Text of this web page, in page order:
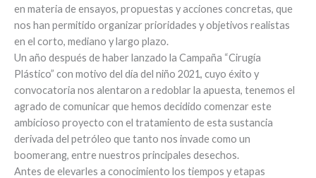
en materia de ensayos, propuestas y acciones concretas, que
nos han permitido organizar prioridades y objetivos realistas
en el corto, mediano y largo plazo.
Un año después de haber lanzado la Campaña “Cirugía
Plástico” con motivo del día del niño 2021, cuyo éxito y
convocatoria nos alentaron a redoblar la apuesta, tenemos el
agrado de comunicar que hemos decidido comenzar este
ambicioso proyecto con el tratamiento de esta sustancia
derivada del petróleo que tanto nos invade como un
boomerang, entre nuestros principales desechos.
Antes de elevarles a conocimiento los tiempos y etapas